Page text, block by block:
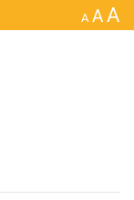
×
A AA